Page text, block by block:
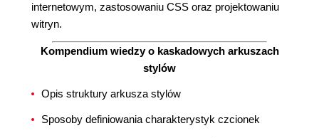
internetowym, zastosowaniu CSS oraz projektowaniu
witryn.
Kompendium wiedzy o kaskadowych arkuszach
stylów
Opis struktury arkusza stylów
Sposoby definiowania charakterystyk czcionek